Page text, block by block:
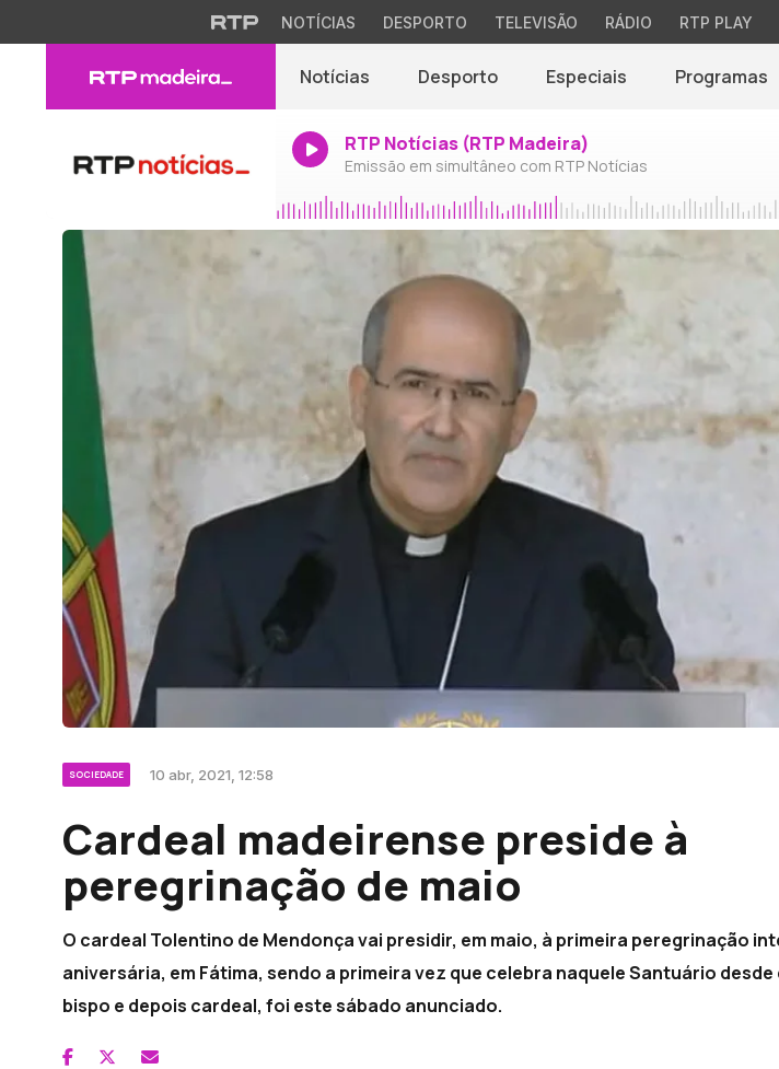
NOTÍCIAS DESPORTO TELEVISÃO RÁDIO RTP PLAY
Notícias Desporto Especiais Programas
RTP Notícias (RTP Madeira)
Emissão em simultâneo com RTP Notícias
SOCIEDADE 10 abr, 2021, 12:58
Cardeal madeirense preside à
peregrinação de maio
O cardeal Tolentino de Mendonça vai presidir, em maio, à primeira peregrinação
aniversária, em Fátima, sendo a primeira vez que celebra naquele Santuário
bispo e depois cardeal, foi este sábado anunciado.